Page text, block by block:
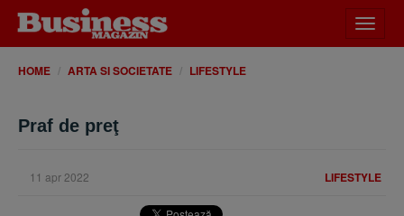
meniu
HOME ARTA SI SOCIETATE LIFESTYLE
Praf de preţ
LIFESTYLE
11 apr 2022